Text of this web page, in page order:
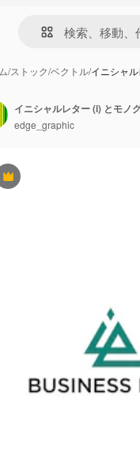
/ストック/ベクトル/イニシャ
Premium
イニシャルレター (i) とモノ
edge_graphic